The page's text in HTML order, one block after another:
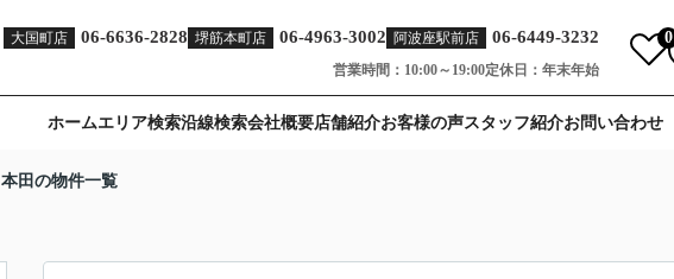
大国町店 06-6636-2828 堺筋本町店 06-4963-3002 阿波座駅前店 06-6449-3232
営業時間：10:00～19:00定休日：年末年始
0
ホームエリア検索沿線検索会社概要店舗紹介お客様の声スタッフ紹介お問い合わせ
本田の物件一覧